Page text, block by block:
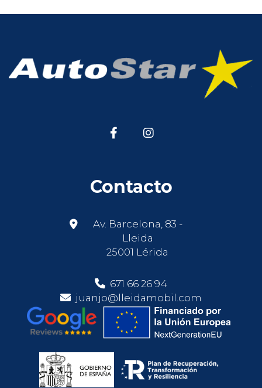
Contacto
Av. Barcelona, 83 -
Lleida
25001 Lérida
671 66 26 94
juanjo@lleidamobil.com